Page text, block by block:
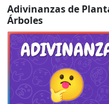
Adivinanzas de
Árboles